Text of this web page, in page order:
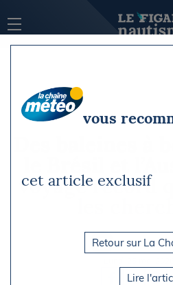
le Brésil et
voyage record
Par Le
vous
cet article exclusif
Retour sur La
Lire